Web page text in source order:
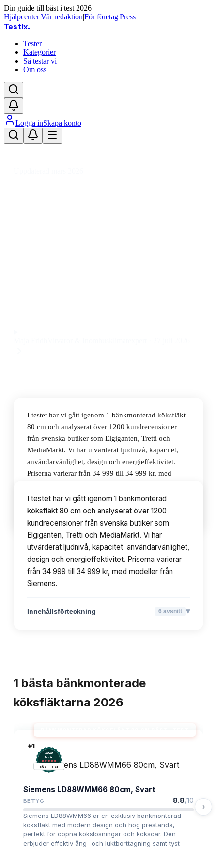
Din guide till bäst i test 2026
Hjälpcenter|Vår redaktion|För företag|Press
Testix.
Tester
Kategorier
Så testar vi
Om oss
Logga inSkapa konto
I testet har vi gått igenom 1 bänkmonterad köksfläkt
80 cm och analyserat över 1200 kundrecensioner
från svenska butiker som Elgiganten, Tretti och
MediaMarkt. Vi har utvärderat ljudnivå, kapacitet,
användarvänlighet, design och energieffektivitet.
Priserna varierar från 34 999 till 34 999 kr, med
Innehållsförteckning 6avsnitt
I testet har vi gått igenom 1 bänkmonterad
köksfläkt 80 cm och analyserat över 1200
kundrecensioner från svenska butiker som
Elgiganten, Tretti och MediaMarkt. Vi har
utvärderat ljudnivå, kapacitet, användarvänlighet,
design och energieffektivitet. Priserna varierar
från 34 999 till 34 999 kr, med modeller från
Siemens.
Innehållsförteckning 6 avsnitt ▾
1 bästa bänkmonterade
köksfläktarna 2026
#1
2026
Testix.
BÄST I TEST
Siemens LD88WMM66 80cm, Svart
BETYG 8.8/10
Siemens LD88WMM66 är en exklusiv bänkmonterad
köksfläkt med modern design och hög prestanda,
perfekt för öppna kökslösningar och köksöar. Den
erbjuder effektiv ång- och luktborttagning samt tyst
›